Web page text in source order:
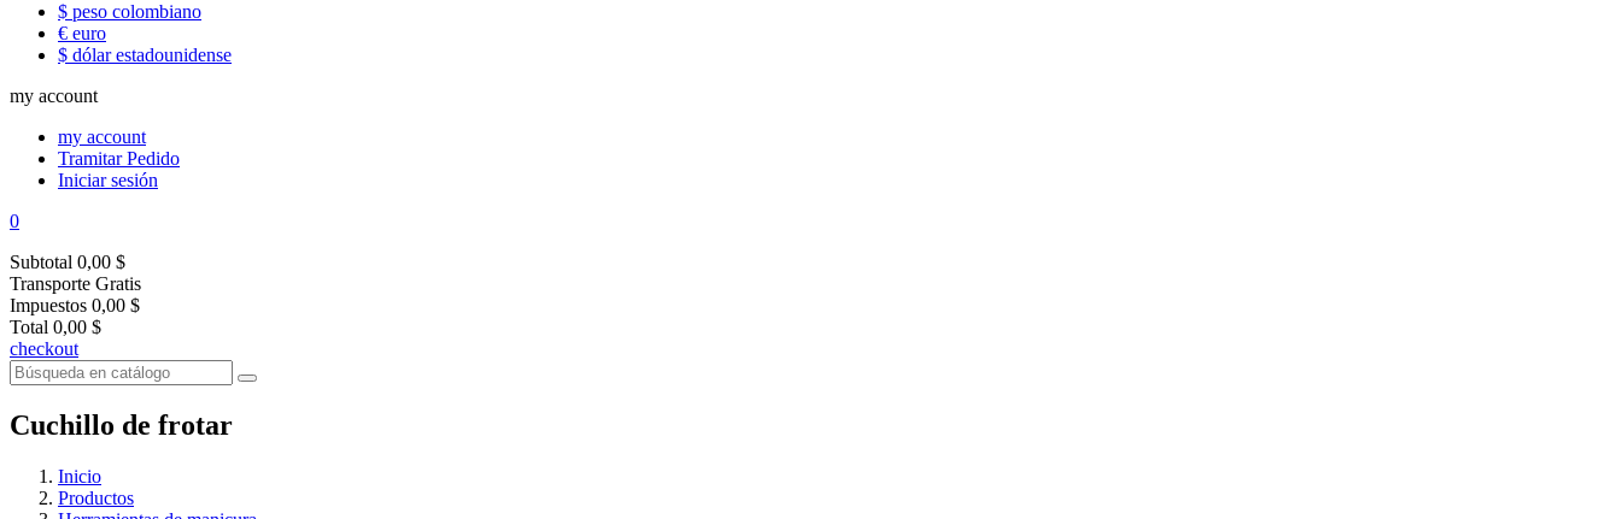
$ peso colombiano
€ euro
$ dólar estadounidense
my account
my account
Tramitar Pedido
Iniciar sesión
0
Subtotal 0,00 $
Transporte Gratis
Impuestos 0,00 $
Total 0,00 $
checkout
Cuchillo de frotar
Inicio
Productos